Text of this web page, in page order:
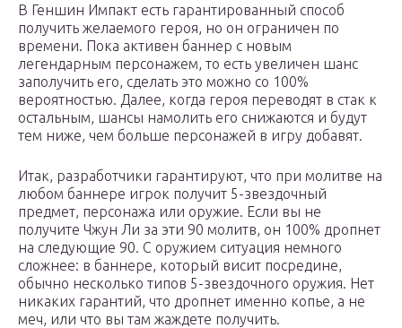
В Геншин Импакт есть гарантированный способ
получить желаемого героя, но он ограничен по
времени. Пока активен баннер с новым
легендарным персонажем, то есть увеличен шанс
заполучить его, сделать это можно со 100%
вероятностью. Далее, когда героя переводят в стак к
остальным, шансы намолить его снижаются и будут
тем ниже, чем больше персонажей в игру добавят.
Итак, разработчики гарантируют, что при молитве на
любом баннере игрок получит 5-звездочный
предмет, персонажа или оружие. Если вы не
получите Чжун Ли за эти 90 молитв, он 100% дропнет
на следующие 90. С оружием ситуация немного
сложнее: в баннере, который висит посредине,
обычно несколько типов 5-звездочного оружия. Нет
никаких гарантий, что дропнет именно копье, а не
меч, или что вы там жаждете получить.